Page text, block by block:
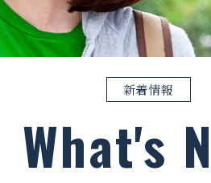
新着情報
What's